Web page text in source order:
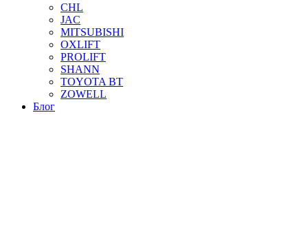
CHL
JAC
MITSUBISHI
OXLIFT
PROLIFT
SHANN
TOYOTA BT
ZOWELL
Блог